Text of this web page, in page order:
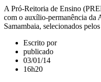
A Pró-Reitoria de Ensino
com o auxílio-permanência da
Samambaia, selecionados
Escrito por
publicado
03/01/14
16h20